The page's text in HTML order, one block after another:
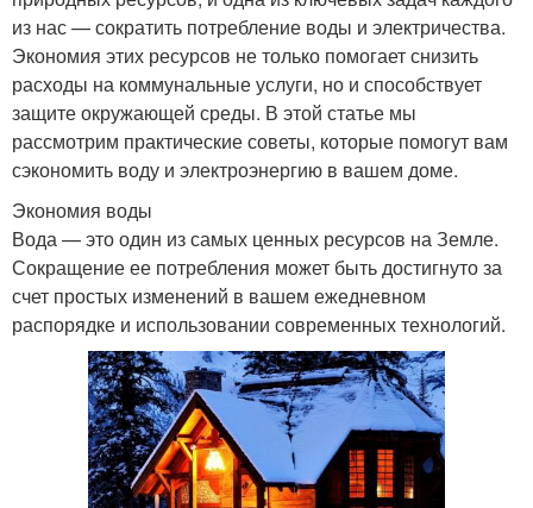
из нас — сократить потребление воды и электричества.
Экономия этих ресурсов не только помогает снизить
расходы на коммунальные услуги, но и способствует
защите окружающей среды. В этой статье мы
рассмотрим практические советы, которые помогут вам
сэкономить воду и электроэнергию в вашем доме.
Экономия воды
Вода — это один из самых ценных ресурсов на Земле.
Сокращение ее потребления может быть достигнуто за
счет простых изменений в вашем ежедневном
распорядке и использовании современных технологий.